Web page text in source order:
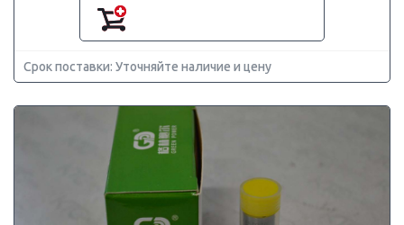
Срок поставки: Уточняйте наличие и цену